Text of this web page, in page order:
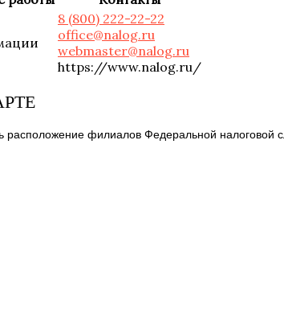
8 (800) 222-22-22
office@nalog.ru
webmaster@nalog.ru
https://www.nalog.ru/
расположение филиалов Федеральной налоговой